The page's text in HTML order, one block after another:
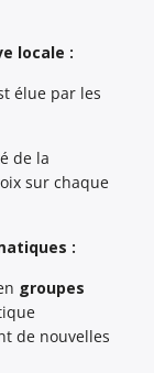
locale :
élue par les
de la
sur chaque
:
groupes
de nouvelles